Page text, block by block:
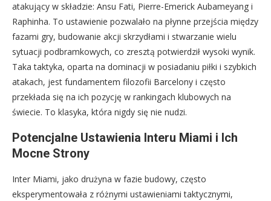
atakujący w składzie: Ansu Fati, Pierre-Emerick Aubameyang i
Raphinha. To ustawienie pozwalało na płynne przejścia między
fazami gry, budowanie akcji skrzydłami i stwarzanie wielu
sytuacji podbramkowych, co zresztą potwierdził wysoki wynik.
Taka taktyka, oparta na dominacji w posiadaniu piłki i szybkich
atakach, jest fundamentem filozofii Barcelony i często
przekłada się na ich pozycję w rankingach klubowych na
świecie. To klasyka, która nigdy się nie nudzi.
Potencjalne Ustawienia Interu Miami i Ich
Mocne Strony
Inter Miami, jako drużyna w fazie budowy, często
eksperymentowała z różnymi ustawieniami taktycznymi,